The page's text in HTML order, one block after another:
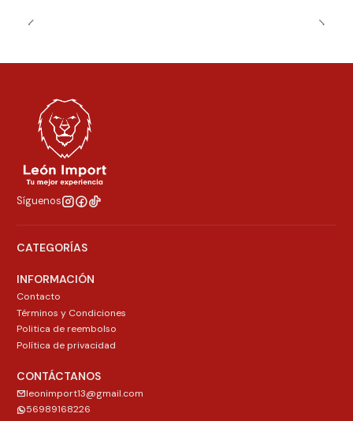
Síguenos
CATEGORÍAS
INFORMACIÓN
Contacto
Términos y Condiciones
Politica de reembolso
Política de privacidad
CONTÁCTANOS
leonimport13@gmail.com
56989168226